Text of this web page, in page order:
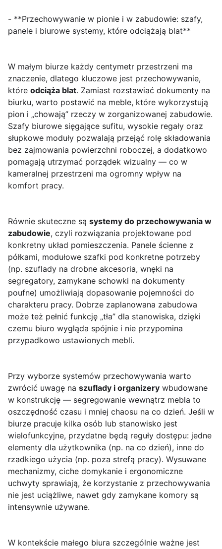
- **Przechowywanie w pionie i w zabudowie: szafy,
panele i biurowe systemy, które odciążają blat**
W małym biurze każdy centymetr przestrzeni ma
znaczenie, dlatego kluczowe jest przechowywanie,
które odciąża blat. Zamiast rozstawiać dokumenty na
biurku, warto postawić na meble, które wykorzystują
pion i „chowają” rzeczy w zorganizowanej zabudowie.
Szafy biurowe sięgające sufitu, wysokie regały oraz
słupkowe moduły pozwalają przejąć rolę składowania
bez zajmowania powierzchni roboczej, a dodatkowo
pomagają utrzymać porządek wizualny — co w
kameralnej przestrzeni ma ogromny wpływ na
komfort pracy.
Równie skuteczne są systemy do przechowywania w
zabudowie, czyli rozwiązania projektowane pod
konkretny układ pomieszczenia. Panele ścienne z
półkami, modułowe szafki pod konkretne potrzeby
(np. szuflady na drobne akcesoria, wnęki na
segregatory, zamykane schowki na dokumenty
poufne) umożliwiają dopasowanie pojemności do
charakteru pracy. Dobrze zaplanowana zabudowa
może też pełnić funkcję „tła” dla stanowiska, dzięki
czemu biuro wygląda spójnie i nie przypomina
przypadkowo ustawionych mebli.
Przy wyborze systemów przechowywania warto
zwrócić uwagę na szuflady i organizery wbudowane
w konstrukcję — segregowanie wewnątrz mebla to
oszczędność czasu i mniej chaosu na co dzień. Jeśli w
biurze pracuje kilka osób lub stanowisko jest
wielofunkcyjne, przydatne będą reguły dostępu: jedne
elementy dla użytkownika (np. na co dzień), inne do
rzadkiego użycia (np. poza strefą pracy). Wysuwane
mechanizmy, ciche domykanie i ergonomiczne
uchwyty sprawiają, że korzystanie z przechowywania
nie jest uciążliwe, nawet gdy zamykane komory są
intensywnie używane.
W kontekście małego biura szczególnie ważne jest